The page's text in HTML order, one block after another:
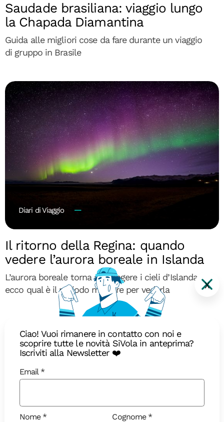
Saudade brasiliana: viaggio lungo
la Chapada Diamantina
Guida alle migliori cose da fare durante un viaggio
di gruppo in Brasile
Diari di Viaggio
Il ritorno della Regina: quando
vedere l’aurora boreale in Islanda
L’aurora boreale torna a dipingere i cieli d’Islanda:
ecco qual è il periodo migliore per vederla
X
Ciao! Vuoi rimanere in contatto con noi e
scoprire tutte le novità SiVola in anteprima?
Iscriviti alla Newsletter ❤️
Email
Nome Cognome